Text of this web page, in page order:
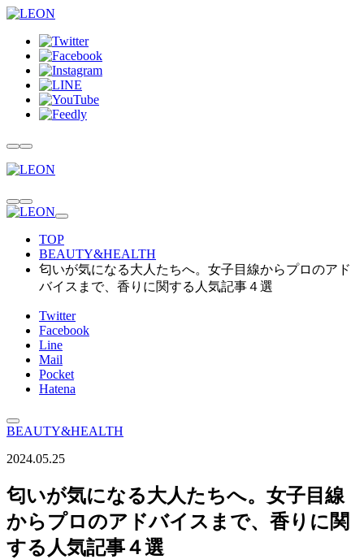
TOP
BEAUTY&HEALTH
匂いが気になる大人たちへ。女子目線からプロのアド
バイスまで、香りに関する人気記事４選
Twitter
Facebook
Line
Mail
Pocket
Hatena
BEAUTY&HEALTH
2024.05.25
匂いが気になる大人たちへ。女子目線
からプロのアドバイスまで、香りに関
する人気記事４選